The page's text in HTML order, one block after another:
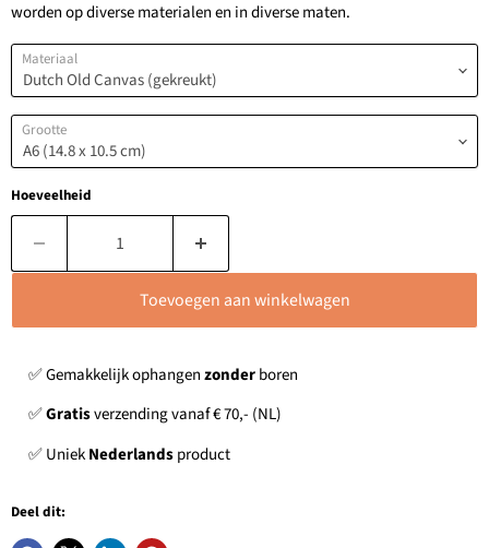
worden op diverse materialen en in diverse maten.
Materiaal
Grootte
Hoeveelheid
Toevoegen aan winkelwagen
✅ Gemakkelijk ophangenzonderboren
✅Gratisverzending vanaf € 70,- (NL)
✅ UniekNederlandsproduct
Deel dit: